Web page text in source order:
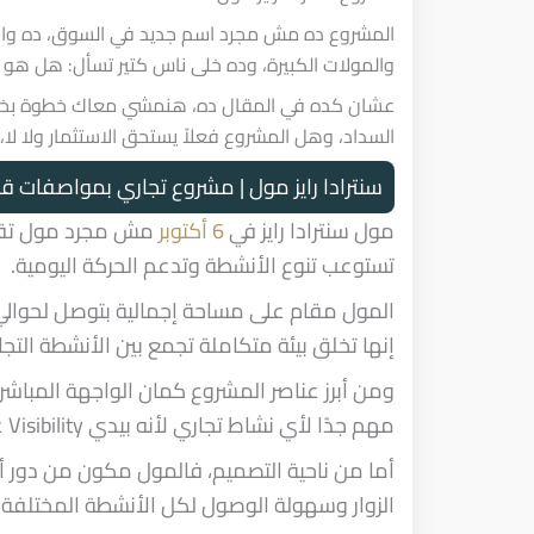
المشروع ده مش مجرد اسم جديد في السوق، ده
والمولات الكبيرة، وده خلى ناس كتير تسأل: هل
عشان كده في المقال ده، هنمشي معاك خطوة
السداد، وهل المشروع فعلاً يستحق الاستثمار ولا
سنترادا رايز مول | مشروع تجاري بمواصفات
مول سنترادا رايز في6 أكتوبر
مش مجرد مول
تستوعب تنوع الأنشطة وتدعم الحركة اليومية.
المول مقام على مساحة إجمالية بتوصل
إنها تخلق بيئة متكاملة تجمع بين الأنشطة
ومن أبرز عناصر المشروع كمان الواجهة
مهم جدًا لأي نشاط تجاري لأنه بيدي Visibility عالية وبيزود فرص جذب العملاء.
الزوار وسهولة الوصول لكل الأنشطة